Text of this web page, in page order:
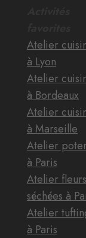
Atelier
à Lyon
Atelier
à Bordeaux
Atelier
à Marseille
Atelier
à Paris
Atelier fleurs
séchées à
Atelier
à Paris